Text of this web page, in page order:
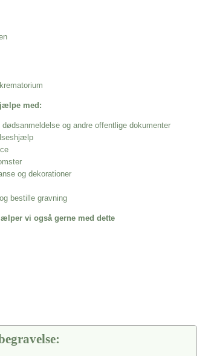
med:
og andre offentlige dokumenter
og dekorationer
bestille gravning
vi også gerne med dette